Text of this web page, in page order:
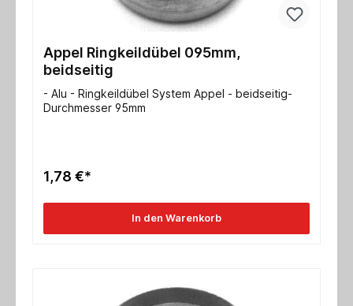
Appel Ringkeildübel 095mm,
beidseitig
- Alu - Ringkeildübel System Appel - beidseitig-
Durchmesser 95mm
1,78 €*
In den Warenkorb